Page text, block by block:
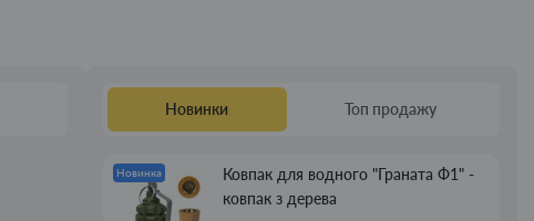
Новинки Топ продажу
Новинка
Ковпак для водного "Граната Ф1" -
ковпак з дерева